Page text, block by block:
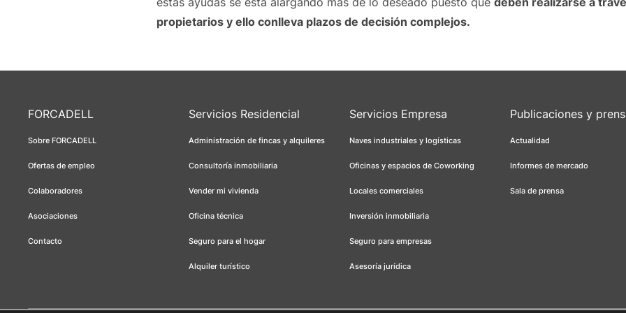
propietarios y ello conlleva plazos de decisión complejos.
FORCADELL
Sobre FORCADELL
Ofertas de empleo
Colaboradores
Asociaciones
Contacto
Servicios Residencial
Administración de fincas y alquileres
Consultoría inmobiliaria
Vender mi vivienda
Oficina técnica
Seguro para el hogar
Alquiler turístico
Servicios Empresa
Naves industriales y logísticas
Oficinas y espacios de Coworking
Locales comerciales
Inversión inmobiliaria
Seguro para empresas
Asesoría jurídica
Publicaciones y
Actualidad
Informes de mercado
Sala de prensa